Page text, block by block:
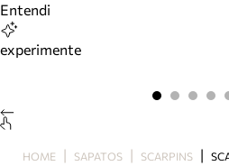
Sapatilha
Tamanco
Tire dúvidas sobre pedidos,
Entendi
experimente
HOME SAPATOS SCARPINS